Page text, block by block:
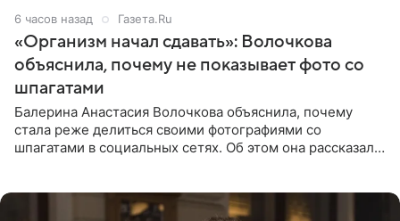
6 часов назад Газета.Ru
«Организм начал сдавать»: Волочкова
объяснила, почему не показывает фото со
шпагатами
Балерина Анастасия Волочкова объяснила, почему
стала реже делиться своими фотографиями со
шпагатами в социальных сетях. Об этом она рассказала